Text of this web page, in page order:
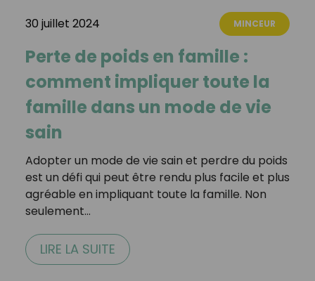
30 juillet 2024 MINCEUR
Perte de poids en famille :
comment impliquer toute la
famille dans un mode de vie
sain
Adopter un mode de vie sain et perdre du poids
est un défi qui peut être rendu plus facile et plus
agréable en impliquant toute la famille. Non
seulement…
LIRE LA SUITE